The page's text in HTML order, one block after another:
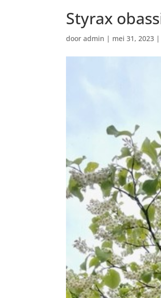
Styrax
dooradmin | mei 31, 2023